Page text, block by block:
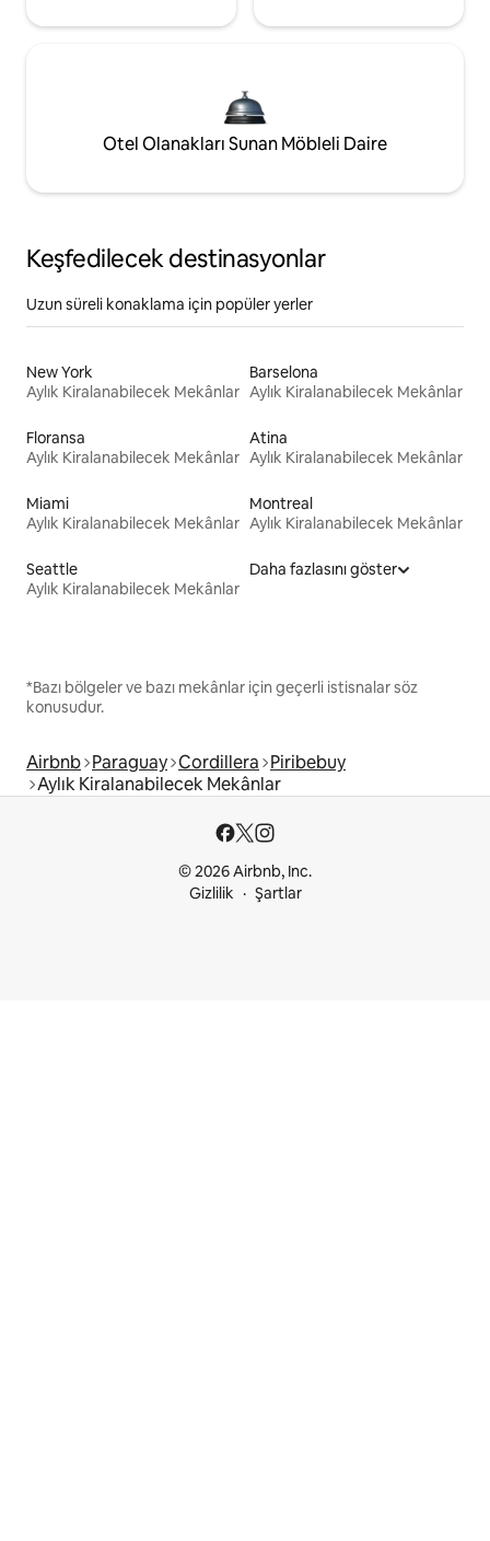
Otel Olanakları Sunan Möbleli Daire
Keşfedilecek destinasyonlar
Uzun süreli konaklama için popüler yerler
New York
Aylık Kiralanabilecek Mekânlar
Barselona
Aylık Kiralanabilecek Mekânlar
Floransa
Aylık Kiralanabilecek Mekânlar
Atina
Aylık Kiralanabilecek Mekânlar
Miami
Aylık Kiralanabilecek Mekânlar
Montreal
Aylık Kiralanabilecek Mekânlar
Seattle
Aylık Kiralanabilecek Mekânlar
Daha fazlasını göster
*Bazı bölgeler ve bazı mekânlar için geçerli istisnalar söz
konusudur.
Airbnb Paraguay Cordillera Piribebuy
Aylık Kiralanabilecek Mekânlar
© 2026 Airbnb, Inc.
Gizlilik
Şartlar